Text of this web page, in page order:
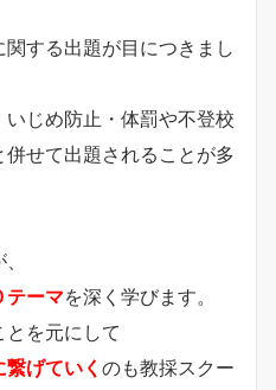
する出題が目につきまし
じめ防止・体罰や不登校
せて出題されることが多
テーマを深く学びます。
を元にして
げていく のも教採スクー